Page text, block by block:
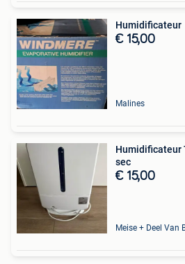
Humidificateur
€ 15,00
Malines
Humidificateur
sec
€ 15,00
Meise + Deel Van